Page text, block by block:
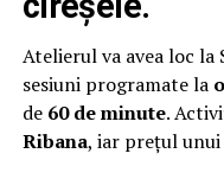
Atelierul va avea loc la
sesiuni programate la
de 60 de minute.
Ribana, iar prețul